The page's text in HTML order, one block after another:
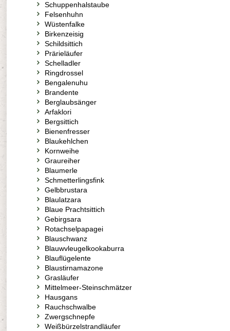
Schuppenhalstaube
Felsenhuhn
Wüstenfalke
Birkenzeisig
Schildsittich
Prärieläufer
Schelladler
Ringdrossel
Bengalenuhu
Brandente
Berglaubsänger
Arfaklori
Bergsittich
Bienenfresser
Blaukehlchen
Kornweihe
Graureiher
Blaumerle
Schmetterlingsfink
Gelbbrustara
Blaulatzara
Blaue Prachtsittich
Gebirgsara
Rotachselpapagei
Blauschwanz
Blauwvleugelkookaburra
Blauflügelente
Blaustirnamazone
Grasläufer
Mittelmeer-Steinschmätzer
Hausgans
Rauchschwalbe
Zwergschnepfe
Weißbürzelstrandläufer